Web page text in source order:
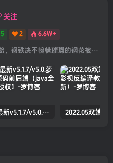
关注
5 2 6.6W+
为了走上成材的道路，钢铁决不惋惜璀璨的钢花被遗弃
绿豆最新v5.1.7/v5.0.萝卜app源码前后端【java全开源免授权】